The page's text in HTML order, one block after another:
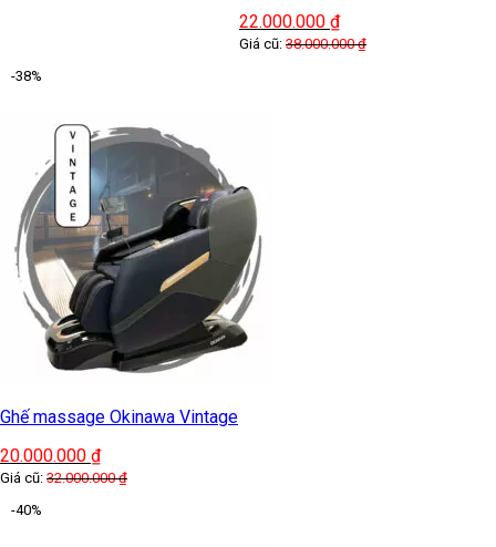
22.000.000 ₫
Giá cũ: 38.000.000₫
-38%
Ghế massage Okinawa Vintage
20.000.000 ₫
Giá cũ: 32.000.000₫
-40%